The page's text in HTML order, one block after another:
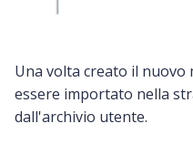
Una volta creato il
essere importato nella
dall'archivio utente.